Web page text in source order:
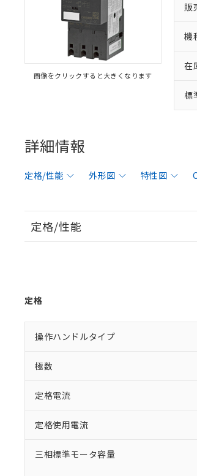
画像をクリックすると大きくなります
販
機
在
標
詳細情報
定格/性能 外形図 特性図
定格/性能
定格
操作ハンドルタイプ
極数
定格電流
定格使用電流
三相標準モータ容量